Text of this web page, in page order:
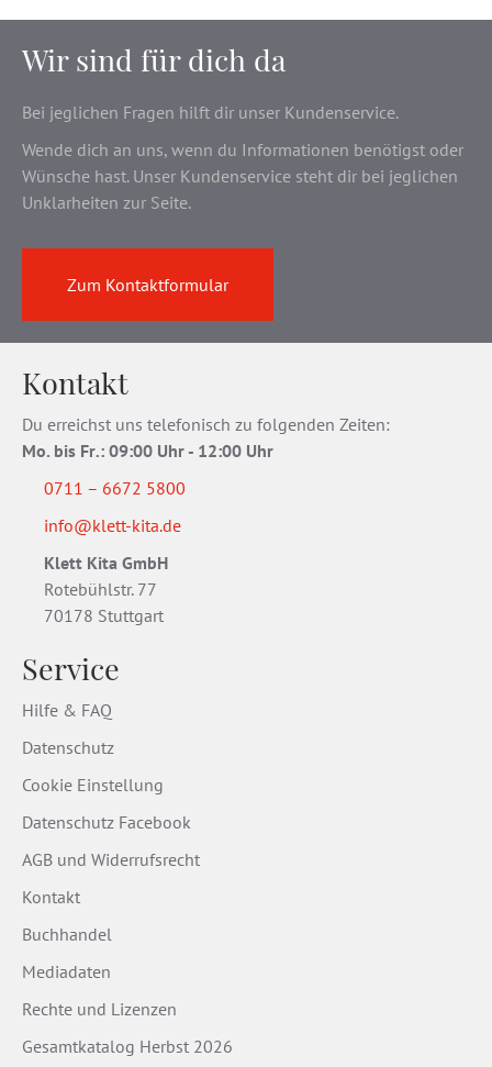
Wir sind für dich da
Bei jeglichen Fragen hilft dir unser Kundenservice.
Wende dich an uns, wenn du Informationen benötigst oder
Wünsche hast. Unser Kundenservice steht dir bei jeglichen
Unklarheiten zur Seite.
Zum Kontaktformular
Kontakt
Du erreichst uns telefonisch zu folgenden Zeiten:
Mo. bis Fr.: 09:00 Uhr - 12:00 Uhr
0711 – 6672 5800
info@klett-kita.de
Klett Kita GmbH
Rotebühlstr. 77
70178 Stuttgart
Service
Hilfe & FAQ
Datenschutz
Cookie Einstellung
Datenschutz Facebook
AGB und Widerrufsrecht
Kontakt
Buchhandel
Mediadaten
Rechte und Lizenzen
Gesamtkatalog Herbst 2026